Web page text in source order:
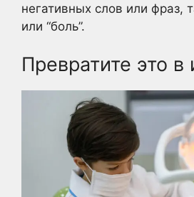
негативных слов или фраз,
или “боль”.
Превратите это в